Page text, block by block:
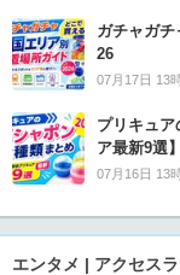
ガチャガ
26
07月17日 13
プリキュア
ア最新9選】
07月16日 13
エンタメ | アクセス